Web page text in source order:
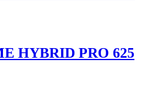
HYBRID PRO 625